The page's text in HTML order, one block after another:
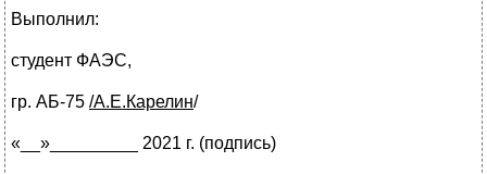
Выполнил:
студент ФАЭС,
гр. АБ-75 /А.Е.Карелин/
«__»_________ 2021 г. (подпись)